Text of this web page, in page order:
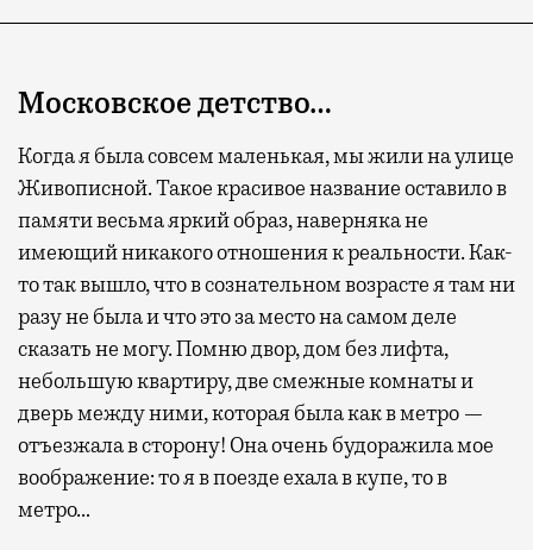
Московское детство…
Когда я была совсем маленькая, мы жили на улице
Живописной. Такое красивое название оставило в
памяти весьма яркий образ, наверняка не
имеющий никакого отношения к реальности. Как-
то так вышло, что в сознательном возрасте я там ни
разу не была и что это за место на самом деле
сказать не могу. Помню двор, дом без лифта,
небольшую квартиру, две смежные комнаты и
дверь между ними, которая была как в метро —
отъезжала в сторону! Она очень будоражила мое
воображение: то я в поезде ехала в купе, то в
метро…